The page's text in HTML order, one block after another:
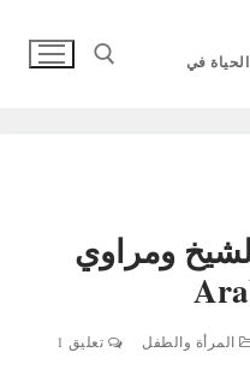
في
ومراوي
المرأة والطفل تعليق 1